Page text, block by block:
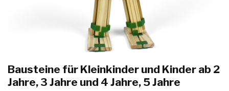
Bausteine für Kleinkinder und Kinder ab 2
Jahre, 3 Jahre und 4 Jahre, 5 Jahre